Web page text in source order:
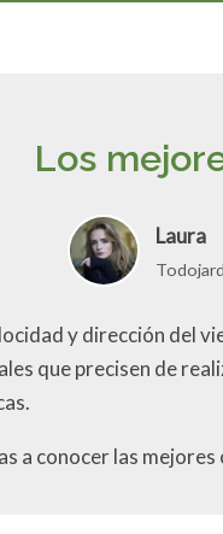
Los
Laura
y dirección del
que precisen de
a conocer las